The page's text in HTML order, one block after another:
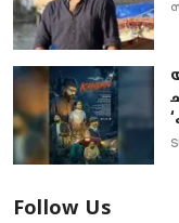
Follow Us